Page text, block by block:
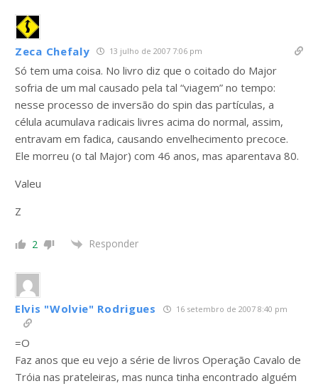
Zeca Chefaly 13 julho de 2007 7:06 pm
Só tem uma coisa. No livro diz que o coitado do Major
sofria de um mal causado pela tal “viagem” no tempo:
nesse processo de inversão do spin das partículas, a
célula acumulava radicais livres acima do normal, assim,
entravam em fadica, causando envelhecimento precoce.
Ele morreu (o tal Major) com 46 anos, mas aparentava 80.
Valeu
Z
2 Responder
Elvis "Wolvie" Rodrigues 16 setembro de 2007 8:40 pm
=O
Faz anos que eu vejo a série de livros Operação Cavalo de
Tróia nas prateleiras, mas nunca tinha encontrado alguém